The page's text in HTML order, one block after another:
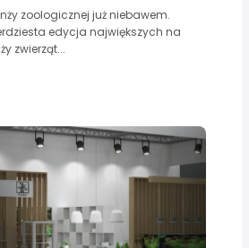
zoologicznej już niebawem.
edycja największych na
zwierząt...